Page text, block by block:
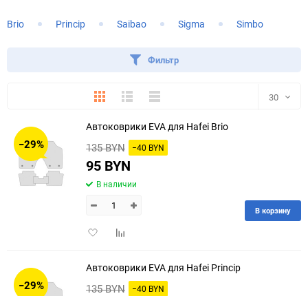
Brio Princip Saibao Sigma Simbo
Фильтр
ПлиткаПодробноКомпактно 30
150
−29%
Автоковрики EVA для Hafei Brio
135 BYN −40 BYN
95 BYN
В наличии
ДобавитьДобавить
В корзину
−29%
Автоковрики EVA для Hafei Princip
135 BYN −40 BYN